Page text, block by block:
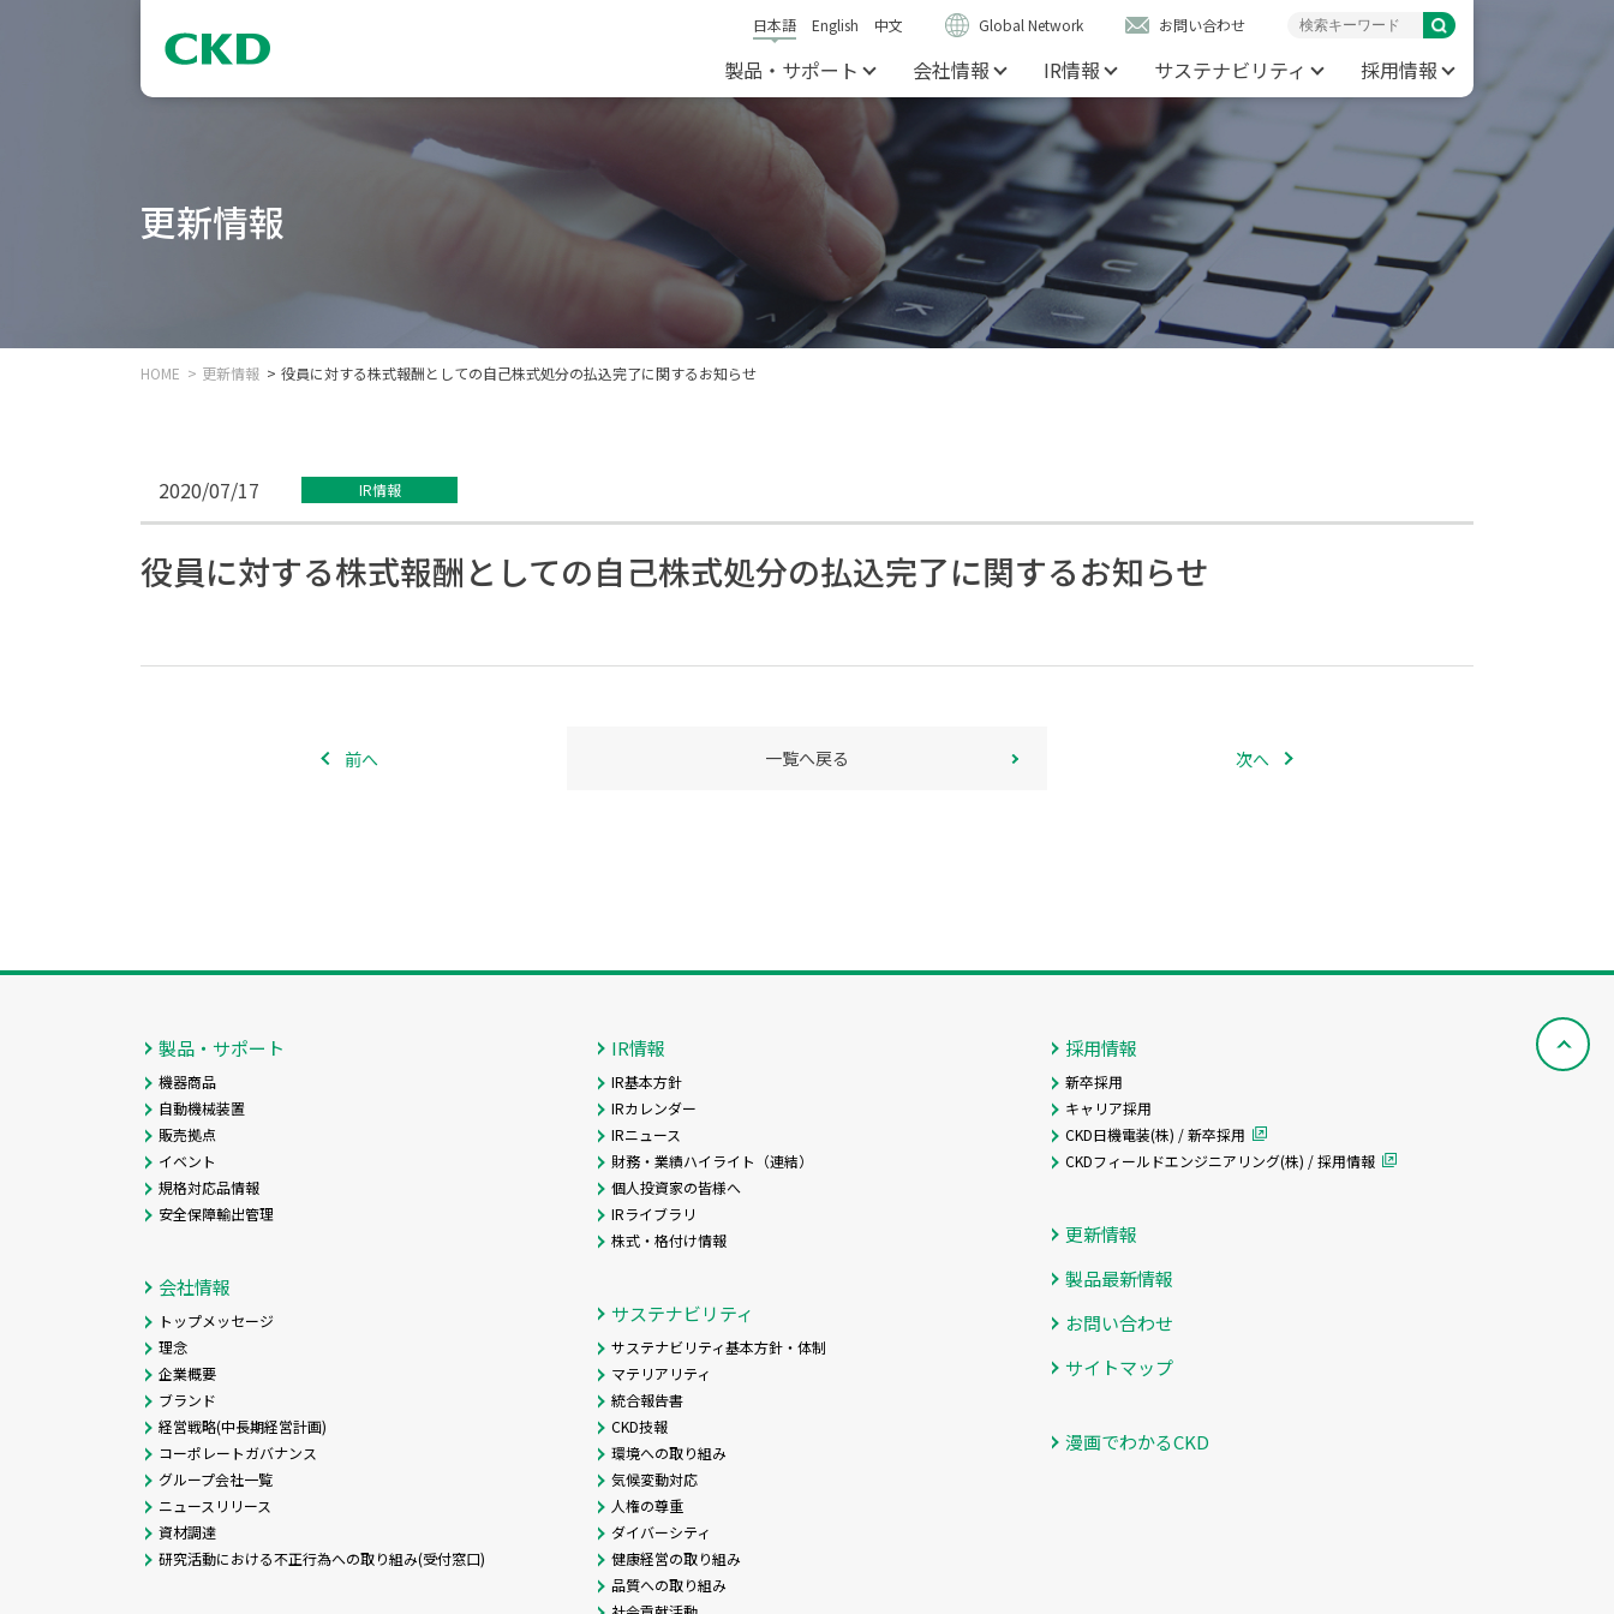
日本語 English 中文 Global Network お問い合わせ
製品・サポート 会社情報 IR情報 サステナビリティ 採用情報
更新情報
HOME 更新情報 役員に対する株式報酬としての自己株式処分の払込完了に関するお知らせ
2020/07/17 IR情報
役員に対する株式報酬としての自己株式処分の払込完了に関するお知らせ
前へ 次へ
一覧へ戻る
製品・サポート
機器商品
自動機械装置
販売拠点
イベント
規格対応品情報
安全保障輸出管理
会社情報
トップメッセージ
理念
企業概要
ブランド
経営戦略(中長期経営計画)
コーポレートガバナンス
グループ会社一覧
ニュースリリース
資材調達
研究活動における不正行為への取り組み(受付窓口)
IR情報
IR基本方針
IRカレンダー
IRニュース
財務・業績ハイライト（連結）
個人投資家の皆様へ
IRライブラリ
株式・格付け情報
サステナビリティ
サステナビリティ基本方針・体制
マテリアリティ
統合報告書
CKD技報
環境への取り組み
気候変動対応
人権の尊重
ダイバーシティ
健康経営の取り組み
品質への取り組み
採用情報
新卒採用
キャリア採用
CKD日機電装(株) / 新卒採用
CKDフィールドエンジニアリング(株) / 採用情報
更新情報
製品最新情報
お問い合わせ
サイトマップ
漫画でわかるCKD